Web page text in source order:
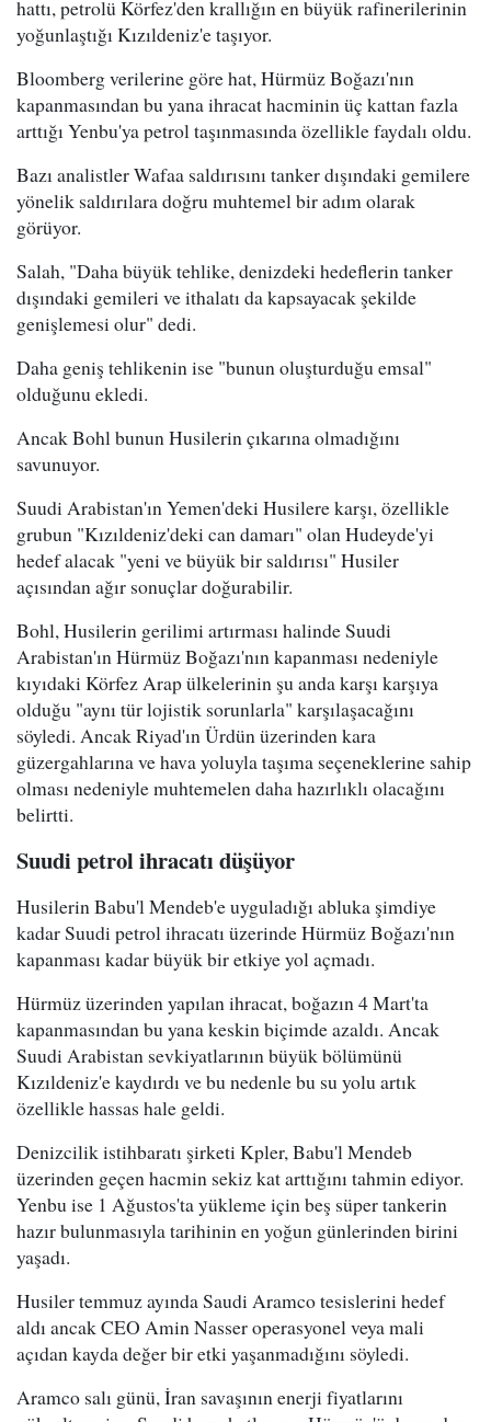
hattı, petrolü Körfez'den krallığın en büyük rafinerilerinin
yoğunlaştığı Kızıldeniz'e taşıyor.
Bloomberg verilerine göre hat, Hürmüz Boğazı'nın
kapanmasından bu yana ihracat hacminin üç kattan fazla
arttığı Yenbu'ya petrol taşınmasında özellikle faydalı oldu.
Bazı analistler Wafaa saldırısını tanker dışındaki gemilere
yönelik saldırılara doğru muhtemel bir adım olarak
görüyor.
Salah, "Daha büyük tehlike, denizdeki hedeflerin tanker
dışındaki gemileri ve ithalatı da kapsayacak şekilde
genişlemesi olur" dedi.
Daha geniş tehlikenin ise "bunun oluşturduğu emsal"
olduğunu ekledi.
Ancak Bohl bunun Husilerin çıkarına olmadığını
savunuyor.
Suudi Arabistan'ın Yemen'deki Husilere karşı, özellikle
grubun "Kızıldeniz'deki can damarı" olan Hudeyde'yi
hedef alacak "yeni ve büyük bir saldırısı" Husiler
açısından ağır sonuçlar doğurabilir.
Bohl, Husilerin gerilimi artırması halinde Suudi
Arabistan'ın Hürmüz Boğazı'nın kapanması nedeniyle
kıyıdaki Körfez Arap ülkelerinin şu anda karşı karşıya
olduğu "aynı tür lojistik sorunlarla" karşılaşacağını
söyledi. Ancak Riyad'ın Ürdün üzerinden kara
güzergahlarına ve hava yoluyla taşıma seçeneklerine sahip
olması nedeniyle muhtemelen daha hazırlıklı olacağını
belirtti.
Suudi petrol ihracatı düşüyor
Husilerin Babu'l Mendeb'e uyguladığı abluka şimdiye
kadar Suudi petrol ihracatı üzerinde Hürmüz Boğazı'nın
kapanması kadar büyük bir etkiye yol açmadı.
Hürmüz üzerinden yapılan ihracat, boğazın 4 Mart'ta
kapanmasından bu yana keskin biçimde azaldı. Ancak
Suudi Arabistan sevkiyatlarının büyük bölümünü
Kızıldeniz'e kaydırdı ve bu nedenle bu su yolu artık
özellikle hassas hale geldi.
Denizcilik istihbaratı şirketi Kpler, Babu'l Mendeb
üzerinden geçen hacmin sekiz kat arttığını tahmin ediyor.
Yenbu ise 1 Ağustos'ta yükleme için beş süper tankerin
hazır bulunmasıyla tarihinin en yoğun günlerinden birini
yaşadı.
Husiler temmuz ayında Saudi Aramco tesislerini hedef
aldı ancak CEO Amin Nasser operasyonel veya mali
açıdan kayda değer bir etki yaşanmadığını söyledi.
Aramco salı günü, İran savaşının enerji fiyatlarını